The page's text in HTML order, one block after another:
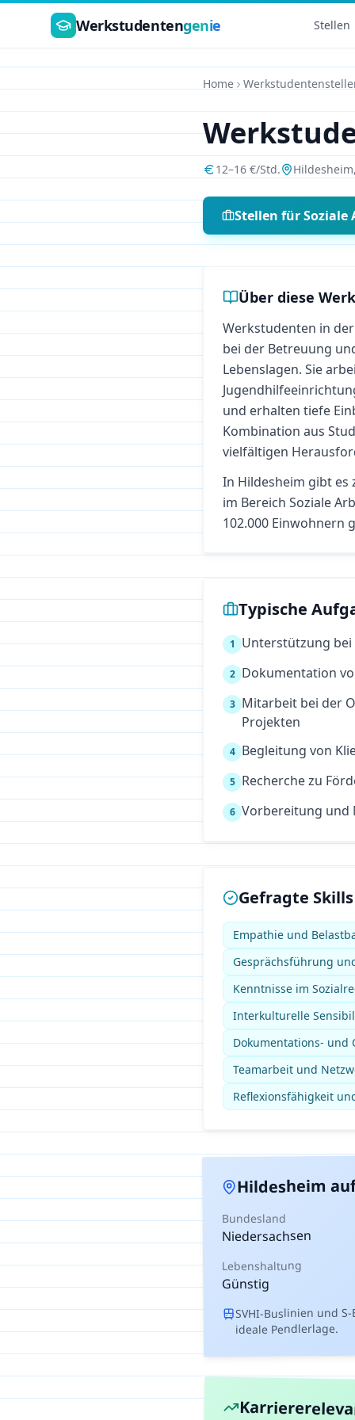
Zum Hauptinhalt springen
Werkstudentengenie Stellen
Home
12–16 €/Std. Hildesheim,
Stellen fürSoziale
Über diese
Werkstudenten in
bei der Betreuung
Lebenslagen. Sie
und erhalten tiefe
Kombination aus
vielfältigen
In Hildesheim gibt es
im Bereich Soziale
102.000 Einwohnern
Typische
1 Unterstützung
2 Dokumentation
3 Mitarbeit bei der
Projekten
4 Begleitung von
5 Recherche zu
6 Vorbereitung und
Gefragte Skills
Empathie und
Gesprächsführung
Kenntnisse im
Interkulturelle
Dokumentations- und
Teamarbeit und
Reflexionsfähigkeit
Hildesheim
Bundesland
Niedersachsen
Lebenshaltung
Günstig
SVHI-Buslinien und
ideale Pendlerlage.